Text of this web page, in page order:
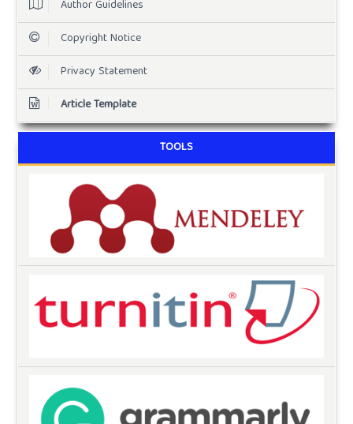
Author Guidelines
Copyright Notice
Privacy Statement
Article Template
TOOLS